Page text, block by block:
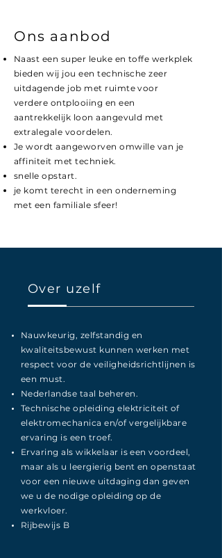
Ons aanbod
Naast een super leuke en toffe werkplek
bieden wij jou een technische zeer
uitdagende job met ruimte voor
verdere ontplooiing en een
aantrekkelijk loon aangevuld met
extralegale voordelen.
Je wordt aangeworven omwille van je
affiniteit met techniek.
snelle opstart.
je komt terecht in een onderneming
met een familiale sfeer!
Over uzelf
Nauwkeurig, zelfstandig en
kwaliteitsbewust kunnen werken met
respect voor de veiligheidsrichtlijnen is
een must.
Nederlandse taal beheren.
Technische opleiding elektriciteit of
elektromechanica en/of vergelijkbare
ervaring is een troef.
Ervaring als wikkelaar is een voordeel,
maar als u leergierig bent en openstaat
voor een nieuwe uitdaging dan geven
we u de nodige opleiding op de
werkvloer.
Rijbewijs B